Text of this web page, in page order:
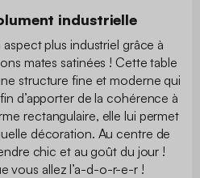
industrielle
plus industriel grâce à
mates satinées ! Cette table
structure fine et moderne qui
d’apporter de la cohérence à
rectangulaire, elle lui permet
décoration. Au centre de
chic et au goût du jour !
vous allez l’a-d-o-r-e-r !